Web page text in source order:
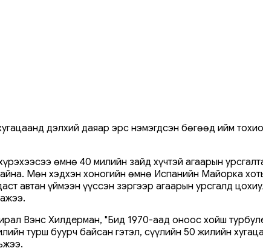
дэлхий даяар эрс нэмэгдсэн бөгөөд ийм
өмнө 40 милийн зайд хүчтэй агаарын
Мөн хэдхэн хоногийн өмнө Испанийн Майорка
автан үймээн үүссэн зэргээр агаарын урсгалд
Вэнс Хилдерман, "Бид 1970-аад оноос хойш
турш буурч байсан гэтэл, сүүлийн 50 жилийн